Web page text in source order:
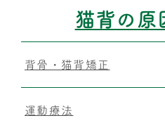
猫背の原
背骨・猫背矯正
運動療法